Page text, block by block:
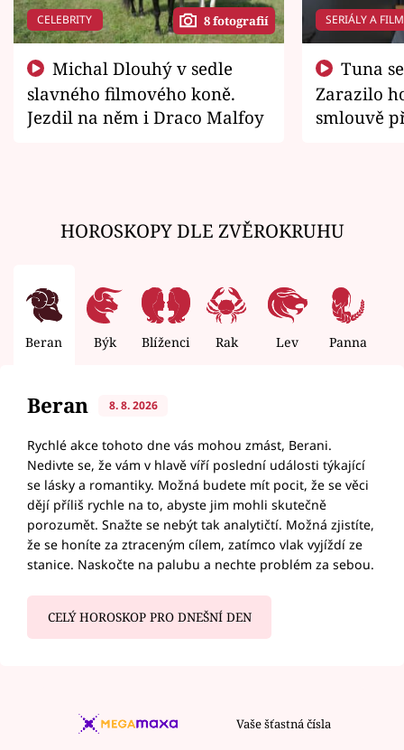
CELEBRITY 8 fotografií
slavného filmového koně.
Jezdil na něm i Draco Malfoy
SERIÁLY A
Zarazilo
smlouvě
HOROSKOPY DLE ZVĚROKRUHU
Beran Býk Blíženci Rak Lev Panna
Beran 8. 8. 2026
Rychlé akce tohoto dne vás mohou zmást, Berani.
Nedivte se, že vám v hlavě víří poslední události týkající
se lásky a romantiky. Možná budete mít pocit, že se věci
dějí příliš rychle na to, abyste jim mohli skutečně
porozumět. Snažte se nebýt tak analytičtí. Možná zjistíte,
že se honíte za ztraceným cílem, zatímco vlak vyjíždí ze
stanice. Naskočte na palubu a nechte problém za sebou.
CELÝ HOROSKOP PRO DNEŠNÍ DEN
Vaše šťastná čísla